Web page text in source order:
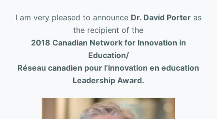
I am very pleased to announce Dr. David Porteras
the recipient of the
2018 Canadian Network for Innovation in
Education/
Réseau canadien pour l’innovation en education
Leadership Award.